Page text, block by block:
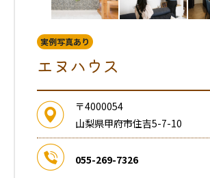
実例写真あり
エヌハウス
〒4000054
山梨県甲府市住吉5-7-10
055-269-7326